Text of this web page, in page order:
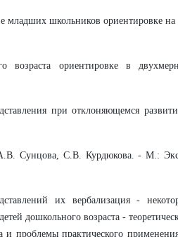
школьников ориентировке на
ориентировке в
при отклоняющемся
Сунцова, С.В. Курдюкова. - М.:
их вербализация -
дошкольного возраста -
и проблемы практического